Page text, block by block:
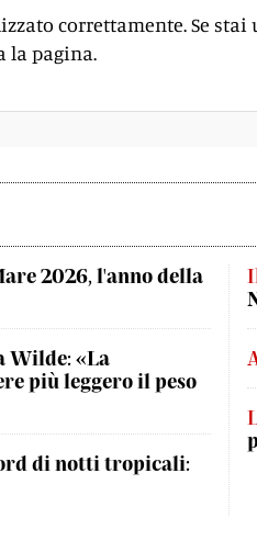
correttamente. Se stai
la pagina.
2026, l'anno della
Wilde: «La
più leggero il peso
di notti tropicali: